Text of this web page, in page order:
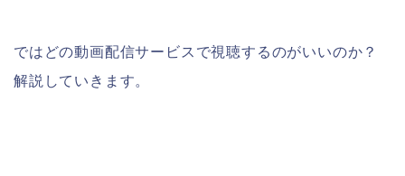
ではどの動画配信サービスで視聴するのがいいのか？
解説していきます。